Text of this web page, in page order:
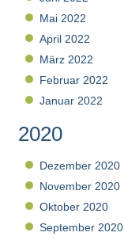
Mai 2022
April 2022
März 2022
Februar 2022
Januar 2022
2020
Dezember 2020
November 2020
Oktober 2020
September 2020